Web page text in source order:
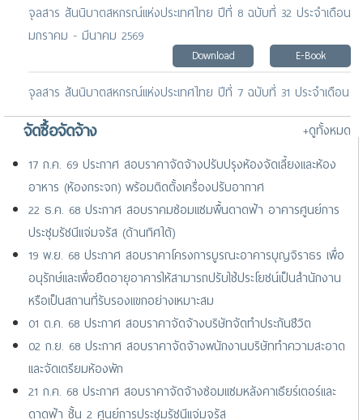
จุลสาร สันนิบาตสหกรณ์แห่งประเทศไทย ปีที่ 8 ฉบับที่ 32 ประจำเดือน
มกราคม - มีนาคม 2569
Download E-Book
จุลสาร สันนิบาตสหกรณ์แห่งประเทศไทย ปีที่ 7 ฉบับที่ 31 ประจำเดือน
ธันวาคม 2568
E-Book
จดหมายข่าว ประจำเดือนพฤศจิกายน 2568
Download
จัดซื้อจัดจ้าง
+ดูทั้งหมด
17 ก.ค. 69 ประกาศ สอบราคาจัดจ้างปรับปรุงห้องจัดเลี้ยงและห้อง
อาหาร (ห้องกระจก) พร้อมติดตั้งเครื่องปรับอากาศ
22 ธ.ค. 68 ประกาศ สอบราคมซ่อมแซมพื้นดาดฟ้า อาคารศูนย์การ
ประชุมรัชนีแจ่มจรัส (ด้านทิศใต้)
19 พ.ย. 68 ประกาศ สอบราคาโครงการบูรณะอาคารบุญจิราธร เพื่อ
อนุรักษ์และเพื่อยืดอายุอาคารให้สามารถปรับใช้ประโยชน์เป็นสำนักงาน
หรือเป็นสถานที่รับรองแขกอย่างเหมาะสม
01 ต.ค. 68 ประกาศ สอบราคาจัดจ้างบริษัทจัดทำประกันชีวิต
02 ก.ย. 68 ประกาศ สอบราคาจัดจ้างพนักงานบริษัททำความสะอาด
และจัดเตรียมห้องพัก
21 ก.ค. 68 ประกาศ สอบราคาจัดจ้างซ่อมแซมหลังคาเธียร์เตอร์และ
ดาดฟ้า ชั้น 2 ศูนย์การประชุมรัชนีแจ่มจรัส